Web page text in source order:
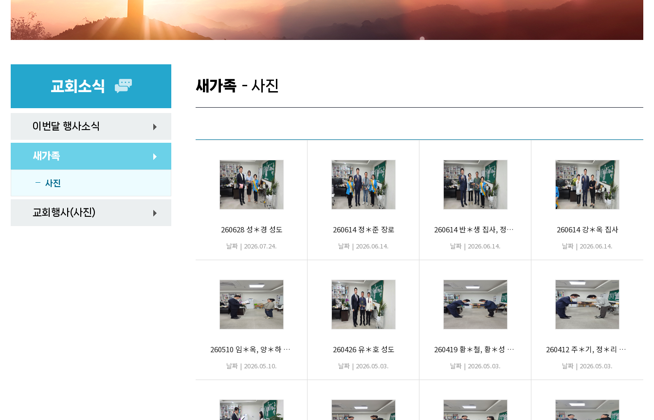
교회소식
이번달 행사소식
새가족
사진
교회행사(사진)
새가족 - 사진
260628 성＊경 성도
날짜 | 2026.07.24.
260614 정＊준 장로
날짜 | 2026.06.14.
260614 반＊생 집사, 정＊진 권사
날짜 | 2026.06.14.
260614 강＊옥 집사
날짜 | 2026.06.14.
260510 임＊옥, 양＊하 성도
날짜 | 2026.05.10.
260426 유＊호 성도
날짜 | 2026.05.03.
260419 황＊철, 황＊성 성도
날짜 | 2026.05.03.
260412 주＊기, 정＊리 성도
날짜 | 2026.05.03.